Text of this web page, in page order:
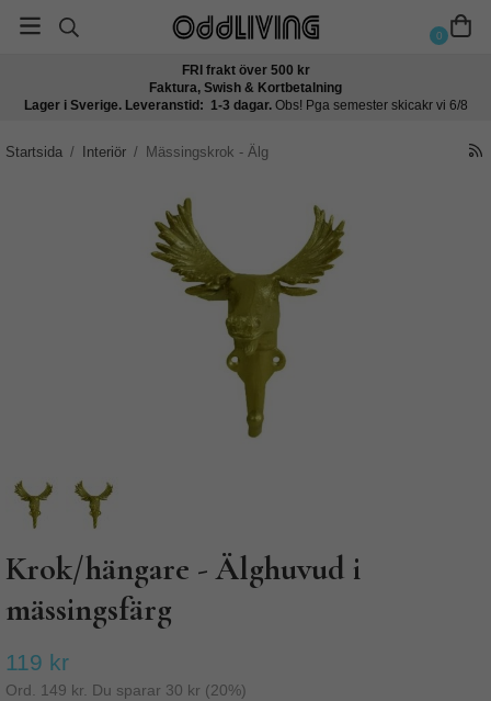
0
FRI frakt över 500 kr
Faktura, Swish & Kortbetalning
Lager i Sverige. Leveranstid: 1-3 dagar. Obs! Pga semester skicakr vi 6/8
Startsida / Interiör / Mässingskrok - Älg
Krok/hängare - Älghuvud i
mässingsfärg
119 kr
Ord. 149 kr . Du sparar 30 kr (20%)